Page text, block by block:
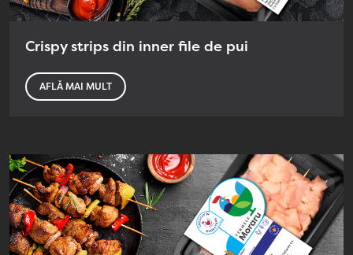
Crispy strips din inner file de pui
AFLĂ MAI MULT